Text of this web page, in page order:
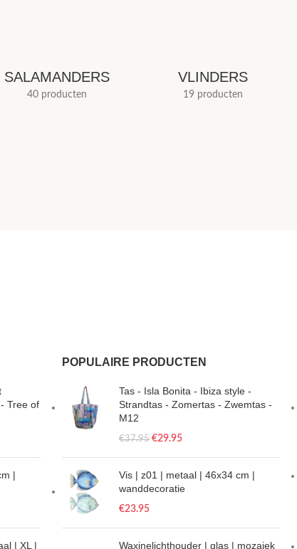
SALAMANDERS
40 producten
VLINDERS
19 producten
Tree of
|
| XL |
POPULAIRE PRODUCTEN
Tas - Isla Bonita - Ibiza style -
Strandtas - Zomertas - Zwemtas -
M12
€37.95 €29.95
Vis | z01 | metaal | 46x34 cm |
wanddecoratie
€23.95
Waxinelichthouder | glas | mozaiek